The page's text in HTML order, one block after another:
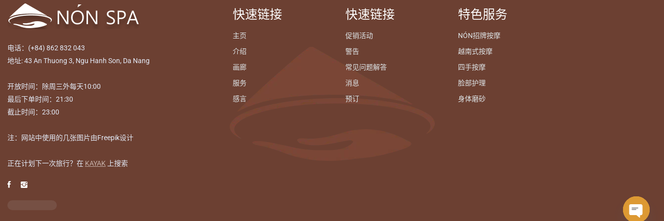
电话：(+84) 862 832 043
地址: 43 An Thuong 3, Ngu Hanh Son, Da Nang
开放时间：除周三外每天10:00
最后下单时间：21:30
截止时间：23:00
注：网站中使用的几张图片由Freepik设计
正在计划下一次旅行？在 KAYAK 上搜索
快速链接
主页
介绍
画廊
服务
感言
快速链接
促销活动
警告
常见问题解答
消息
预订
特色服务
NÓN招牌按摩
越南式按摩
四手按摩
脸部护理
身体磨砂